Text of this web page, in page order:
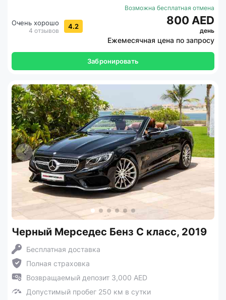
Очень хорошо
4 отзывов 4.2
Возможна бесплатная отмена
800 AED
день
Ежемесячная цена по запросу
Забронировать
Черный Мерседес Бенз С класс, 2019
Бесплатная доставка
Полная страховка
Возвращаемый депозит 3,000 AED
Допустимый пробег 250 км в сутки